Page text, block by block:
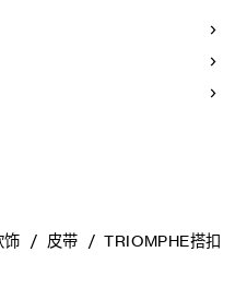
下建议：
。如果不小心沾湿了皮带，请
残留液体。
或强光照射之下。
饰 皮带 TRIOMPHE搭扣25